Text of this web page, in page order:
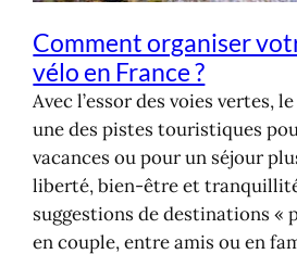
Comment organiser
vélo en France ?
Avec l’essor des voies vertes,
une des pistes touristiques
vacances ou pour un séjour
liberté, bien-être et
suggestions de destinations «
en couple, entre amis ou en